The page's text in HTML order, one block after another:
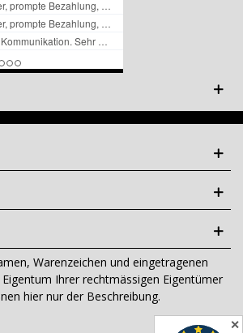
✕
Warenzeichen und eingetragenen
Ihrer rechtmässigen Eigentümer
hier nur der Beschreibung.